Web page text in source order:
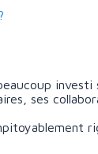
investi
ses